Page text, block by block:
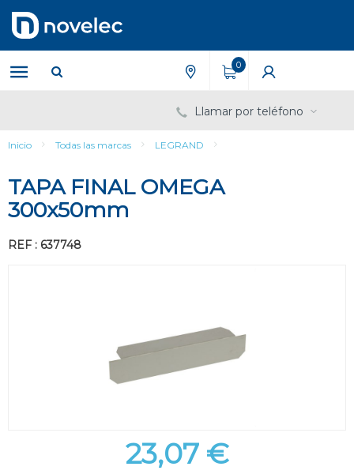
contenido
menú
de
navegación
0
Llamar por teléfono
Inicio Todas las marcas LEGRAND
TAPA FINAL OMEGA
300x50mm
REF : 637748
23,07 €